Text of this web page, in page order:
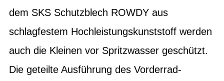
dem SKS Schutzblech ROWDY aus
schlagfestem Hochleistungskunststoff werden
auch die Kleinen vor Spritzwasser geschützt.
Die geteilte Ausführung des Vorderrad-